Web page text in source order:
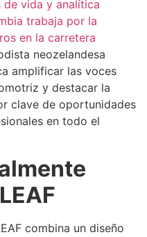
de vida y analítica
trabaja por la
en la carretera
neozelandesa
amplificar las voces
y destacar la
clave de oportunidades
en todo el
combina un diseño